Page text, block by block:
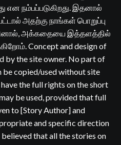
என நம்பப்படுகிறது. இதனால்
அதற்கு நாங்கள் பொறுப்பு
அக்கதையை இத்தளத்தில்
Concept and design of
by the site owner. No part of
be copied/used without site
the full rights on the short
be used, provided that full
to [Story Author] and
and specific direction
that all the stories on